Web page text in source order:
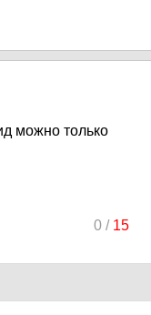
можно только
0 / 15